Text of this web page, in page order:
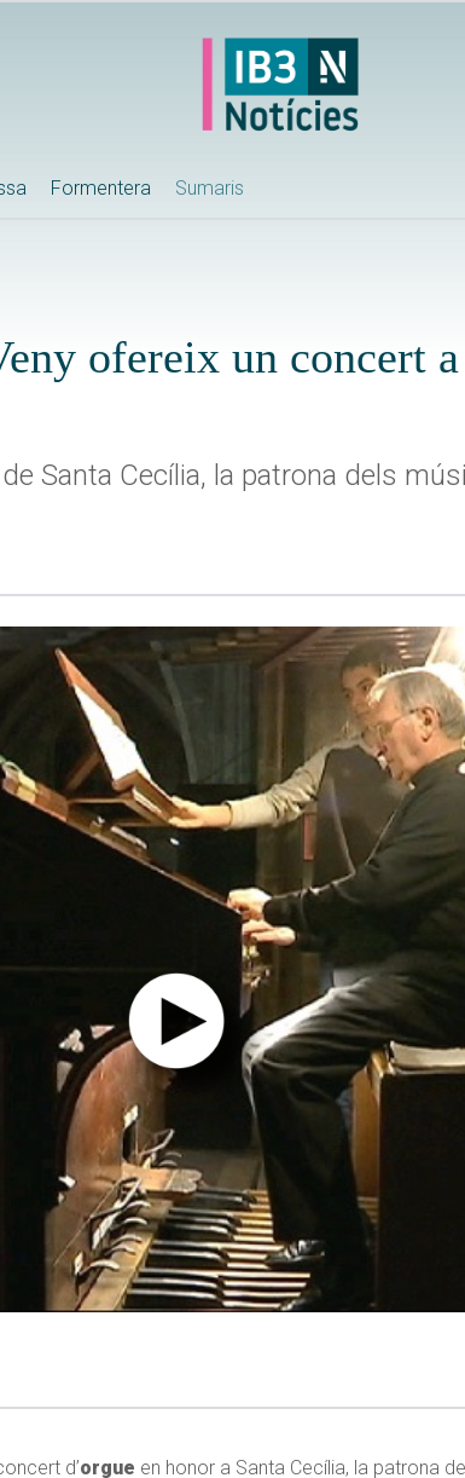
Formentera Sumaris
ofereix un concert
Santa Cecília, la patrona dels
d’orgue en honor a Santa Cecília, la patrona